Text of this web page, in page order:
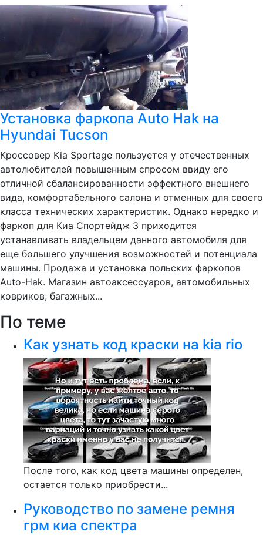
Установка фаркопа Auto Hak на
Hyundai Tucson
Кроссовер Kia Sportage пользуется у отечественных
автолюбителей повышенным спросом ввиду его
отличной сбалансированности эффектного внешнего
вида, комфортабельного салона и отменных для своего
класса технических характеристик. Однако нередко и
фаркоп для Киа Спортейдж 3 приходится
устанавливать владельцем данного автомобиля для
еще большего улучшения возможностей и потенциала
машины. Продажа и установка польских фаркопов
Auto-Hak. Магазин автоаксессуаров, автомобильных
ковриков, багажных...
По теме
Как узнать код краски на kia rio
После того, как код цвета машины определен,
остается только приобрести...
Руководство по замене ремня
грм киа спектра